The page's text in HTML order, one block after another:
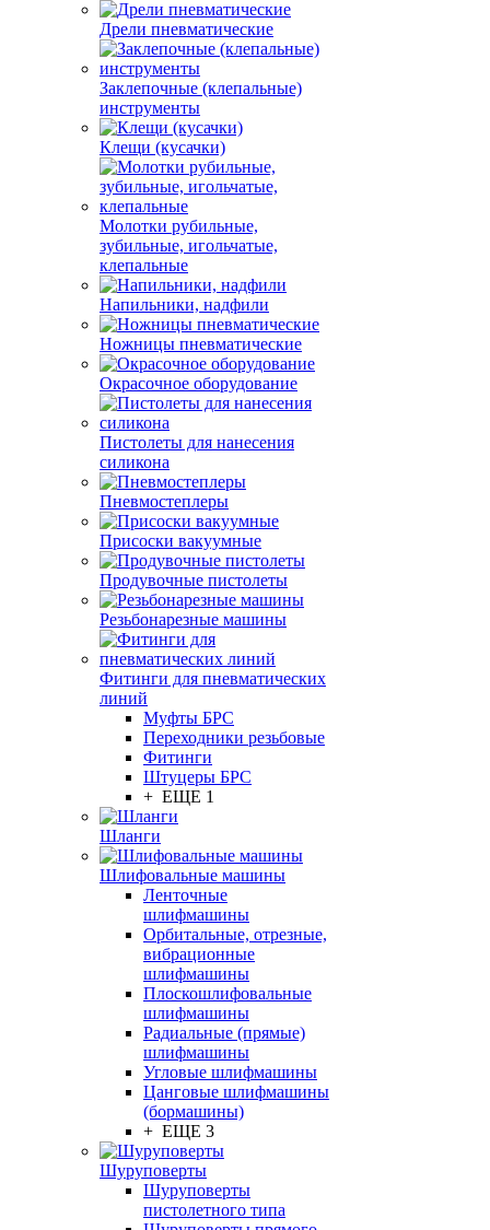
Дрели пневматические
Заклепочные (клепальные)
инструменты
Клещи (кусачки)
Молотки рубильные,
зубильные, игольчатые,
клепальные
Напильники, надфили
Ножницы пневматические
Окрасочное оборудование
Пистолеты для нанесения
силикона
Пневмостеплеры
Присоски вакуумные
Продувочные пистолеты
Резьбонарезные машины
Фитинги для пневматических
линий
Муфты БРС
Переходники резьбовые
Фитинги
Штуцеры БРС
+ ЕЩЕ 1
Шланги
Шлифовальные машины
Ленточные
шлифмашины
Орбитальные, отрезные,
вибрационные
шлифмашины
Плоскошлифовальные
шлифмашины
Радиальные (прямые)
шлифмашины
Угловые шлифмашины
Цанговые шлифмашины
(бормашины)
+ ЕЩЕ 3
Шуруповерты
Шуруповерты
пистолетного типа